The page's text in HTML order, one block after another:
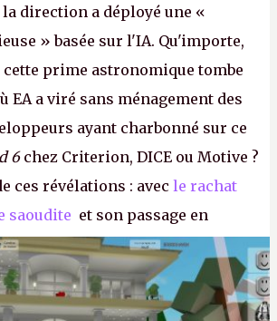
direction a déployé une «
» basée sur l'IA. Qu'importe,
prime astronomique tombe
EA a viré sans ménagement des
ayant charbonné sur ce
6chez Criterion, DICE ou Motive ?
ces révélations : avec le rachat
saoudite et son passage en
n'aura bientôt plus
ses bilans. Encore une
P.